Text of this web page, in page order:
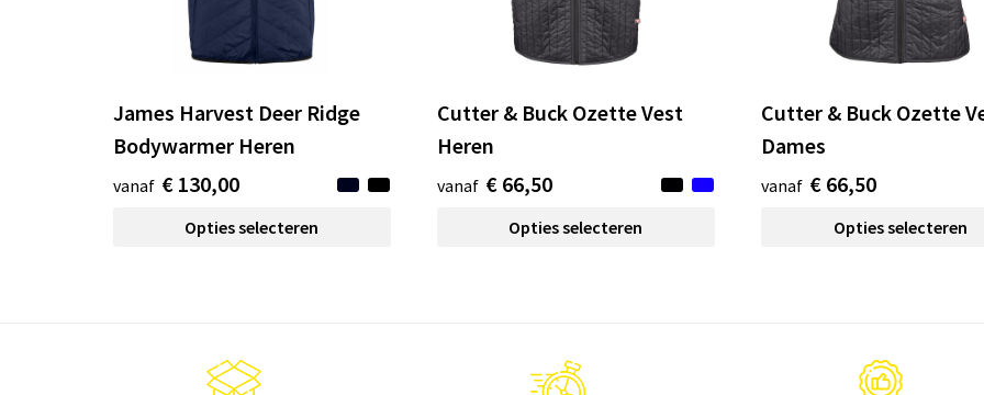
James Harvest Deer Ridge
Bodywarmer Heren
vanaf € 130,00
Opties selecteren
Cutter & Buck Ozette Vest
Heren
vanaf € 66,50
Opties selecteren
Cutter & Buck Ozette
Dames
vanaf € 66,50
Opties selecteren